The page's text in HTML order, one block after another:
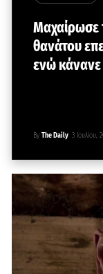
Mαχαίρωσε
θανάτου
ενώ
By The Daily 3 Ιουλίου,